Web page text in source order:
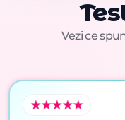
Vezi ce